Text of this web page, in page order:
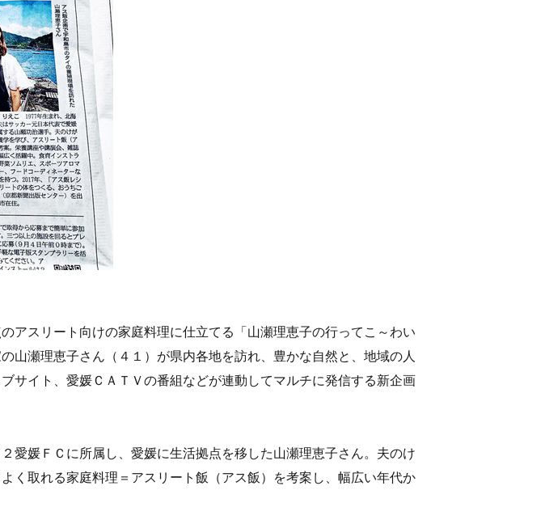
アスリート向けの家庭料理に仕立てる「山瀬理恵子の行ってこ～わい
山瀬理恵子さん（４１）が県内各地を訪れ、豊かな自然と、地域の人
サイト、愛媛ＣＡＴＶの番組などが連動してマルチに発信する新企画
愛媛ＦＣに所属し、愛媛に生活拠点を移した山瀬理恵子さん。夫のけ
く取れる家庭料理＝アスリート飯（アス飯）を考案し、幅広い年代か